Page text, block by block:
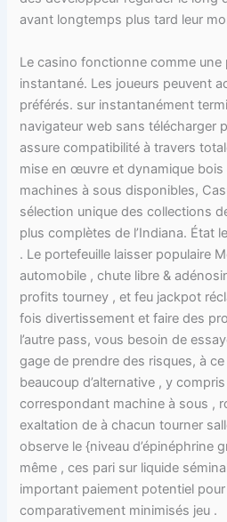
avant longtemps plus tard leur
Le casino fonctionne comme une
instantané. Les joueurs peuvent
préférés. sur instantanément
navigateur web sans télécharger
assure compatibilité à travers
mise en œuvre et dynamique bois
machines à sous disponibles,
sélection unique des collections
plus complètes de l’Indiana. État
. Le portefeuille laisser populaire
automobile , chute libre &
profits tourney , et feu jackpot
fois divertissement et faire des
l’autre pass, vous besoin de
gage de prendre des risques, à
beaucoup d’alternative , y
correspondant machine à sous ,
exaltation de à chacun tourner
observe le {niveau d’épinéphrine
même , ces pari sur liquide
important paiement potentiel
comparativement minimisés jeu .